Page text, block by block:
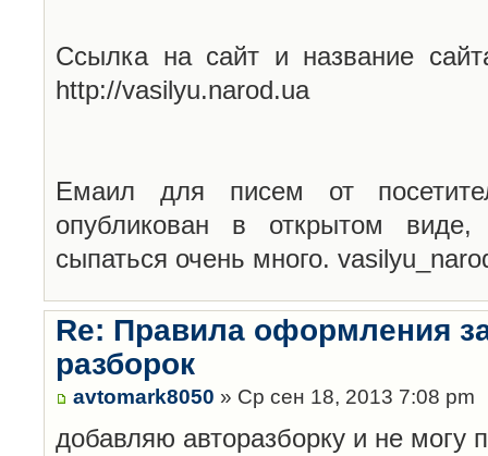
Ссылка на сайт и название
http://vasilyu.narod.ua
Емаил для писем от
опубликован в открытом
сыпаться очень много.
Re: Правила оформления
разборок
avtomark8050 » Ср сен 18, 2013 7:08 pm
добавляю авторазборку и не могу